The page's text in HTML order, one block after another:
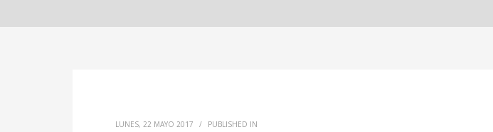
LUNES, 22 MAYO 2017 / PUBLISHED IN